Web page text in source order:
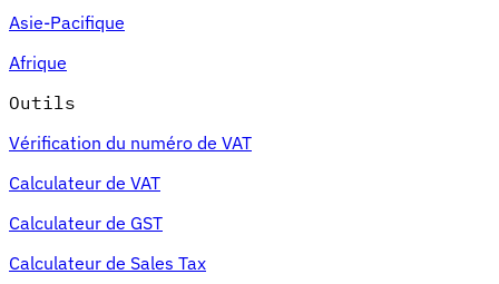
Asie-Pacifique
Afrique
Outils
Vérification du numéro de VAT
Calculateur de VAT
Calculateur de GST
Calculateur de Sales Tax